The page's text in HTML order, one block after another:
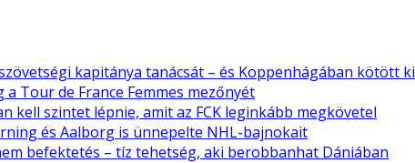
kapitánya tanácsát – és Koppenhágában kötött ki
Tour de France Femmes mezőnyét
kell szintet lépnie, amit az FCK leginkább megkövetel
és Aalborg is ünnepelte NHL-bajnokait
befektetés – tíz tehetség, aki berobbanhat Dániában